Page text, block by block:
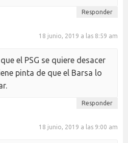
Responder
18 junio, 2019 a las 8:59 am
el PSG se quiere desacer
pinta de que el Barsa lo
Responder
18 junio, 2019 a las 9:00 am